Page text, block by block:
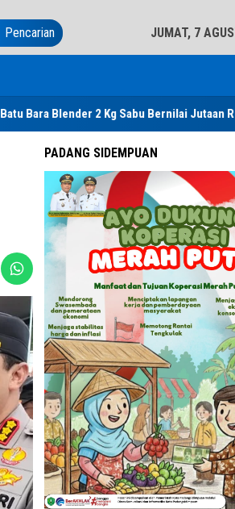
Pencarian JUMAT, 7
2 Kg Sabu Bernilai Jutaan Rupiah, Kapolres
PADANG SIDEMPUAN